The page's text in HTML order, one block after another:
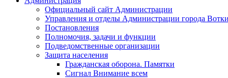
Официальный сайт Администрации
Управления и отделы Администрации города
Постановления
Полномочия, задачи и функции
Подведомственные организации
Защита населения
Гражданская оборона. Памятки
Сигнал Внимание всем